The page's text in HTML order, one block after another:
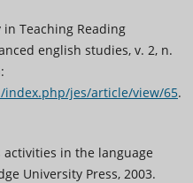
in Teaching Reading
english studies, v. 2, n.
jes/article/view/65.
activities in the language
University Press, 2003.